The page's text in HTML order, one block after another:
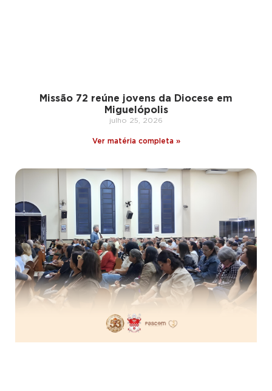
Missão 72 reúne jovens da Diocese em
Miguelópolis
julho 25, 2026
Ver matéria completa »